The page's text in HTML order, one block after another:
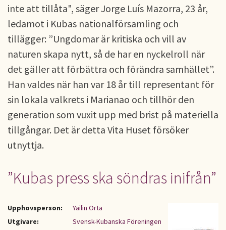
inte att tillåta", säger Jorge Luís Mazorra, 23 år,
ledamot i Kubas nationalförsamling och
tillägger: ”Ungdomar är kritiska och vill av
naturen skapa nytt, så de har en nyckelroll när
det gäller att förbättra och förändra samhället”.
Han valdes när han var 18 år till representant för
sin lokala valkrets i Marianao och tillhör den
generation som vuxit upp med brist på materiella
tillgångar. Det är detta Vita Huset försöker
utnyttja.
”Kubas press ska söndras inifrån”
Upphovsperson:
Yailin Orta
Utgivare:
Svensk-Kubanska Föreningen